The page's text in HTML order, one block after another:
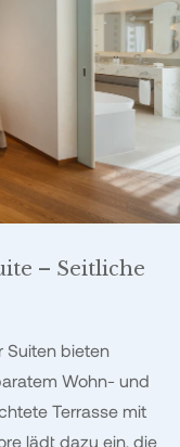
– Seitliche
Suiten bieten
Wohn- und
Terrasse mit
lädt dazu ein, die